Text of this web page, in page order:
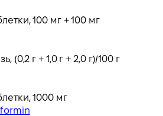
100 мг + 100 мг
(0,2 г + 1,0 г + 2,0 г)/100 г
1000 мг